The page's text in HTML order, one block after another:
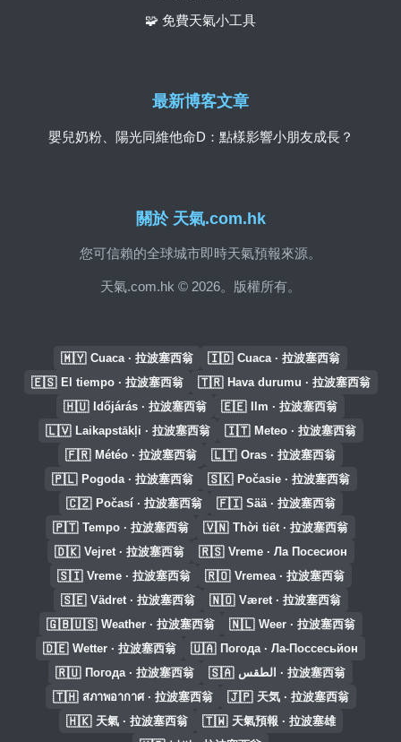
關於 天氣.com.hk
您可信賴的全球城市即時天氣預報來源。
天氣.com.hk © 2026。版權所有。
🧩 免費天氣小工具
最新博客文章
嬰兒奶粉、陽光同維他命D：點樣影響小朋友成長？
🇲🇾 Cuaca · 拉波塞西翁 🇮🇩 Cuaca · 拉波塞西翁
🇪🇸 El tiempo · 拉波塞西翁 🇹🇷 Hava durumu · 拉波塞西翁
🇭🇺 Időjárás · 拉波塞西翁 🇪🇪 Ilm · 拉波塞西翁
🇱🇻 Laikapstākļi · 拉波塞西翁 🇮🇹 Meteo · 拉波塞西翁
🇫🇷 Météo · 拉波塞西翁 🇱🇹 Oras · 拉波塞西翁
🇵🇱 Pogoda · 拉波塞西翁 🇸🇰 Počasie · 拉波塞西翁
🇨🇿 Počasí · 拉波塞西翁 🇫🇮 Sää · 拉波塞西翁
🇵🇹 Tempo · 拉波塞西翁 🇻🇳 Thời tiết · 拉波塞西翁
🇩🇰 Vejret · 拉波塞西翁 🇷🇸 Vreme · Ла Посесион
🇸🇮 Vreme · 拉波塞西翁 🇷🇴 Vremea · 拉波塞西翁
🇸🇪 Vädret · 拉波塞西翁 🇳🇴 Været · 拉波塞西翁
🇬🇧🇺🇸 Weather · 拉波塞西翁 🇳🇱 Weer · 拉波塞西翁
🇩🇪 Wetter · 拉波塞西翁 🇺🇦 Погода · Ла-Поссесьйон
🇷🇺 Погода · 拉波塞西翁 🇸🇦 الطقس · 拉波塞西翁
🇹🇭 สภาพอากาศ · 拉波塞西翁 🇯🇵 天気 · 拉波塞西翁
🇭🇰 天氣 · 拉波塞西翁 🇹🇼 天氣預報 · 拉波塞雄